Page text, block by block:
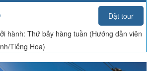
Đặt tour
hành: Thứ bảy hàng tuần (Hướng dẫn viên
Tiếng Hoa)